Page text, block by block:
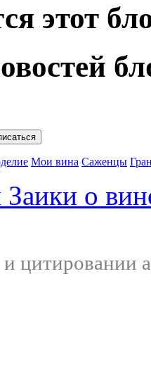
этот
Мои вина Саженцы
о
цитировании